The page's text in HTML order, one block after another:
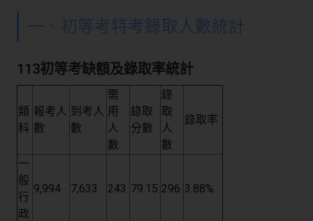
一、初等考特考錄取人數統計
113初等考缺額及錄取率統計
類
科
報考人
數
到考人
數
需
用
人
數
錄取
分數
錄
取
人
數
錄取率
一
般
行
政
9,994 7,633 243 79.15 296 3.88%